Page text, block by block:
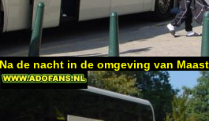
Na de nacht in de omgeving van